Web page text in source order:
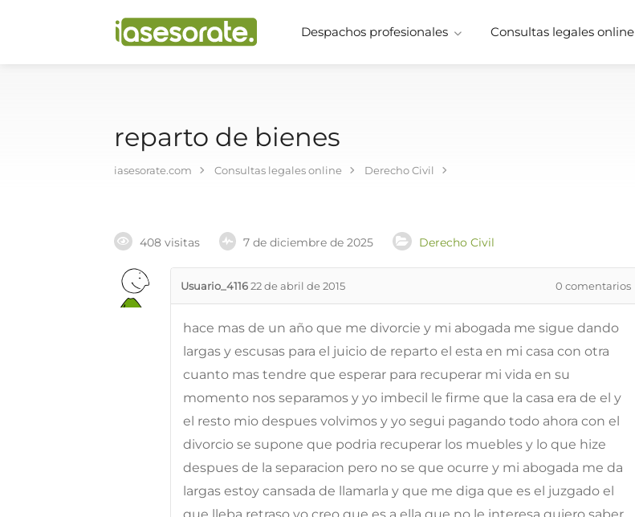
Despachos profesionales Consultas legales online
reparto de bienes
iasesorate.com Consultas legales online Derecho Civil
408 visitas 7 de diciembre de 2025 Derecho Civil
Usuario_411622 de abril de 2015 0 comentarios
hace mas de un año que me divorcie y mi abogada me sigue dando
largas y escusas para el juicio de reparto el esta en mi casa con otra
cuanto mas tendre que esperar para recuperar mi vida en su
momento nos separamos y yo imbecil le firme que la casa era de el y
el resto mio despues volvimos y yo segui pagando todo ahora con el
divorcio se supone que podria recuperar los muebles y lo que hize
despues de la separacion pero no se que ocurre y mi abogada me da
largas estoy cansada de llamarla y que me diga que es el juzgado el